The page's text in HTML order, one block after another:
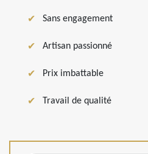
Sans engagement
Artisan passionné
Prix imbattable
Travail de qualité